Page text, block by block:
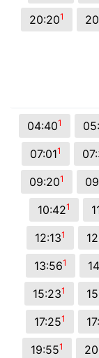
20:201
04:401
07:011
09:201
10:421
12:131
13:561
15:231
17:251
19:551